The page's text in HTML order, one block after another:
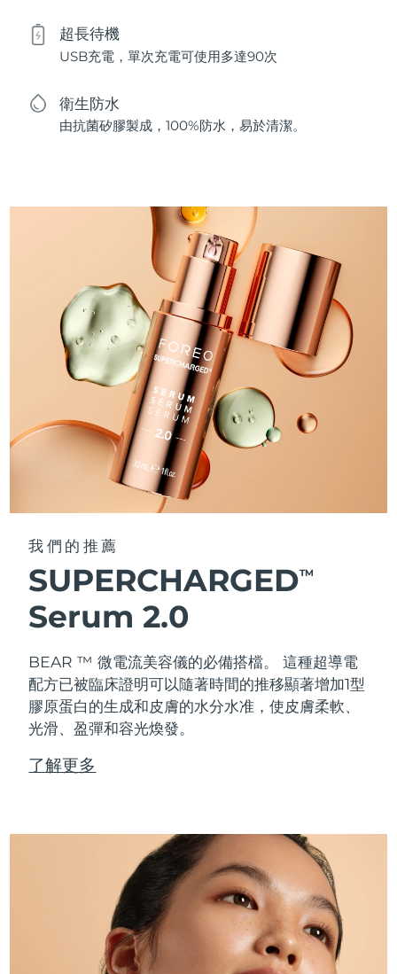
超長待機
USB充電，單次充電可使用多達90次
衛生防水
由抗菌矽膠製成，100%防水，易於清潔。
我們的推薦
SUPERCHARGEDTM
Serum 2.0
BEAR ™ 微電流美容儀的必備搭檔。 這種超導電
配方已被臨床證明可以隨著時間的推移顯著增加1型
膠原蛋白的生成和皮膚的水分水准，使皮膚柔軟、
光滑、盈彈和容光煥發。
了解更多